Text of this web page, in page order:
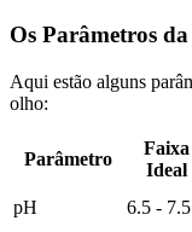
Os Parâmetros
Aqui estão alguns
olho:
Parâmetro
Faixa
Ideal
pH 6.5 - 7.5